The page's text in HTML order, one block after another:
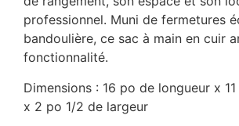
professionnel. Muni de fermetures
bandoulière, ce sac à main en cuir
fonctionnalité.
Dimensions : 16 po de longueur x
x 2 po 1/2 de largeur